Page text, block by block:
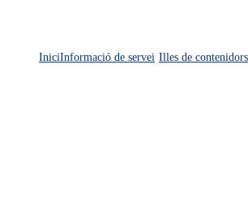
IniciInformació de servei Illes de contenidors